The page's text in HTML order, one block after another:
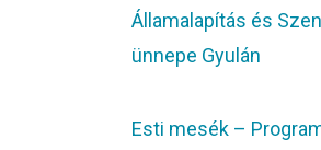
Államalapítás és
ünnepe Gyulán
Esti mesék –